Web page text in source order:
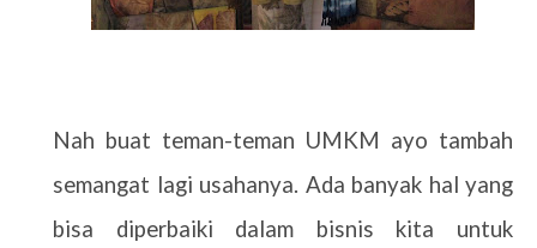
Nah buat teman-teman UMKM ayo tambah
semangat lagi usahanya. Ada banyak hal yang
bisa diperbaiki dalam bisnis kita untuk